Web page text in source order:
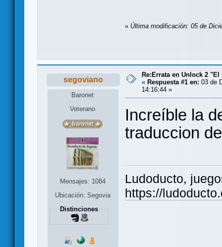
« Última modificación: 05 de
segoviano
Baronet
Veterano
Mensajes: 1084
Ubicación: Segovia
Distinciones
Re:Errata en Unlock 2
« Respuesta #1 en: 03 de
14:16:44 »
Increíble la
traduccion
Ludoducto,
https://